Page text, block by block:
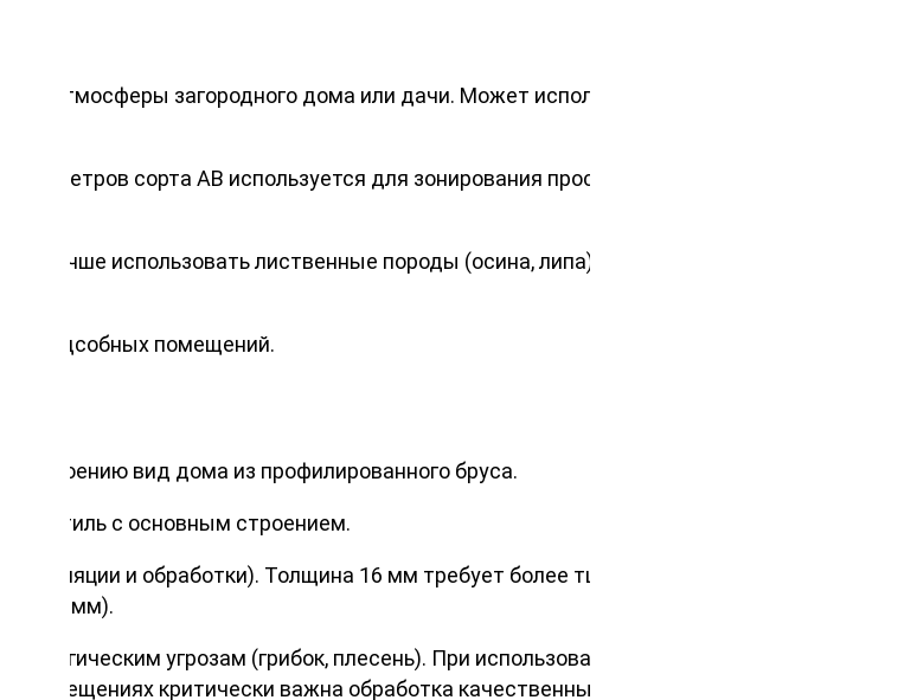
атмосферы загородного дома или дачи. Может использоваться в
метров сорта АB используется для зонирования пространства
лучше использовать лиственные породы (осина, липа), так как
и подсобных помещений.
строению вид дома из профилированного бруса.
стиль с основным строением.
и обработки). Толщина 16 мм требует более тщательной
20-25 мм).
угрозам (грибок, плесень). При использовании имитации
помещениях критически важна обработка качественными